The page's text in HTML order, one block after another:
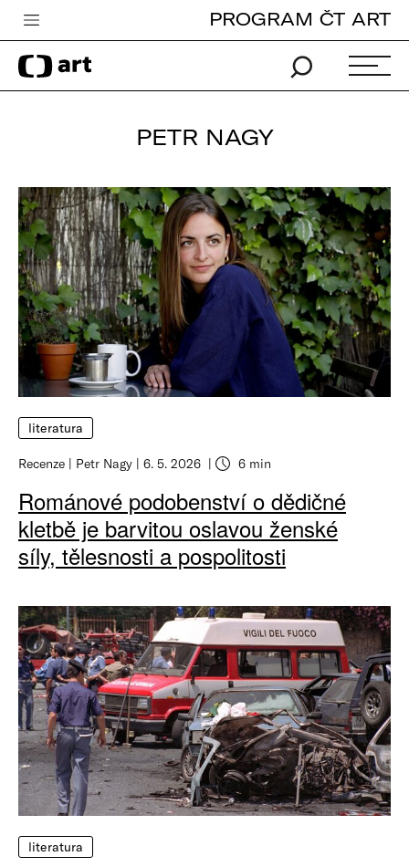
Česká televize
Zpravodajství
TV program
Pro děti
edu
Vše o ČT
PROGRAM ČT ART
PETR NAGY
literatura
Recenze Petr Nagy 6. 5. 2026 6 min
Románové podobenství o dědičné
kletbě je barvitou oslavou ženské
síly, tělesnosti a pospolitosti
literatura